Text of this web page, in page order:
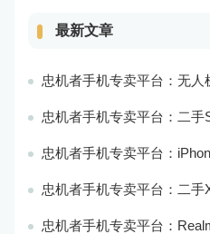
最新文章
忠机者手机专卖平台：无人机技术将推
忠机者手机专卖平台：二手Samsung
忠机者手机专卖平台：iPhone 14
忠机者手机专卖平台：二手Xiaomi
忠机者手机专卖平台：Realme宣布会推出